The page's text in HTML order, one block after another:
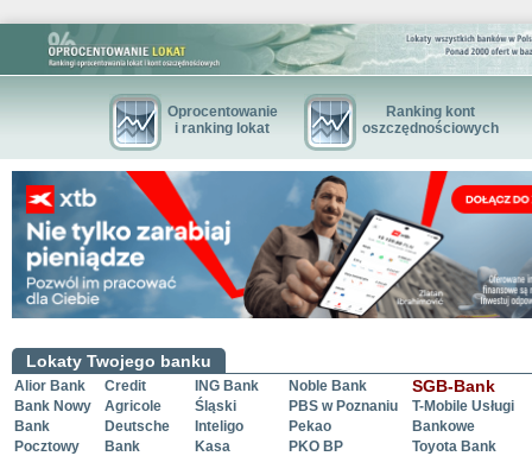
Oprocentowanie
i ranking lokat
Ranking kont
oszczędnościowych
Lokaty Twojego banku
Alior Bank
Bank Nowy
Bank
Pocztowy
Credit
Agricole
Deutsche
Bank
ING Bank
Śląski
Inteligo
Kasa
Noble Bank
PBS w Poznaniu
Pekao
PKO BP
SGB-Bank
T-Mobile Usługi
Bankowe
Toyota Bank